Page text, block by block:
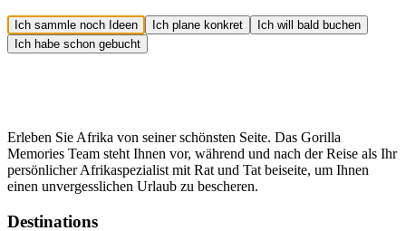
Ich sammle noch Ideen Ich plane konkret
Ich will bald buchen
Ich habe schon gebucht
Erleben Sie Afrika von seiner schönsten Seite. Das Gorilla
Memories Team steht Ihnen vor, während und nach der Reise als Ihr
persönlicher Afrikaspezialist mit Rat und Tat beiseite, um Ihnen
einen unvergesslichen Urlaub zu bescheren.
Destinations